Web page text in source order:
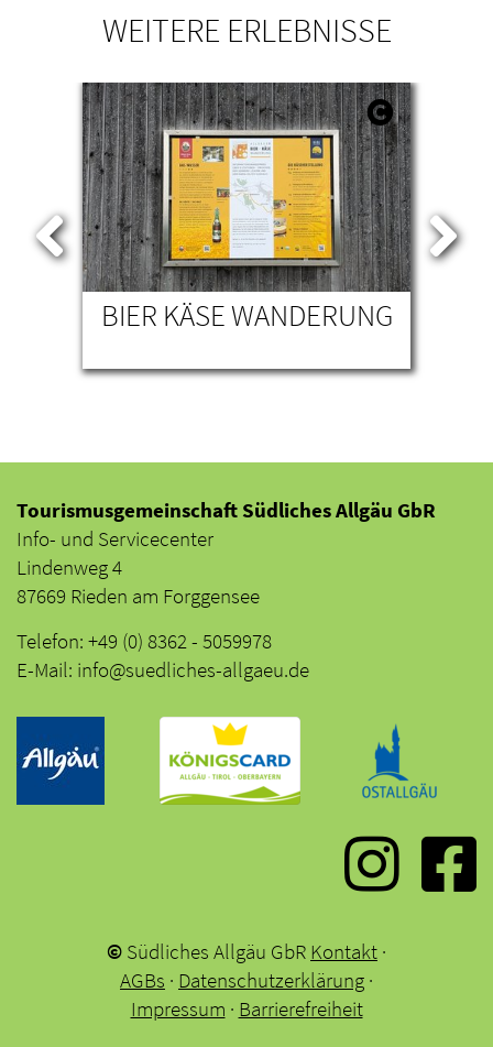
WEITERE ERLEBNISSE
BIER KÄSE WANDERUNG
Tourismusgemeinschaft Südliches Allgäu GbR
Info- und Servicecenter
Lindenweg 4
87669 Rieden am Forggensee
Telefon: +49 (0) 8362 - 5059978
E-Mail: info@suedliches-allgaeu.de
© Südliches Allgäu GbR Kontakt ·
AGBs · Datenschutzerklärung ·
Impressum · Barrierefreiheit